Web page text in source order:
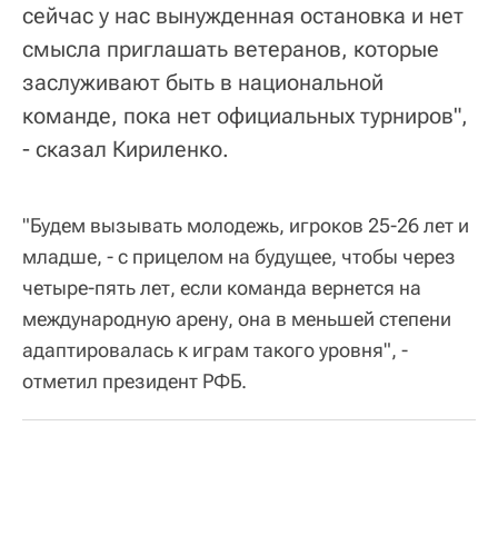
сейчас у нас вынужденная остановка и нет
смысла приглашать ветеранов, которые
заслуживают быть в национальной
команде, пока нет официальных турниров",
- сказал Кириленко.
"Будем вызывать молодежь, игроков 25-26 лет и
младше, - с прицелом на будущее, чтобы через
четыре-пять лет, если команда вернется на
международную арену, она в меньшей степени
адаптировалась к играм такого уровня", -
отметил президент РФБ.